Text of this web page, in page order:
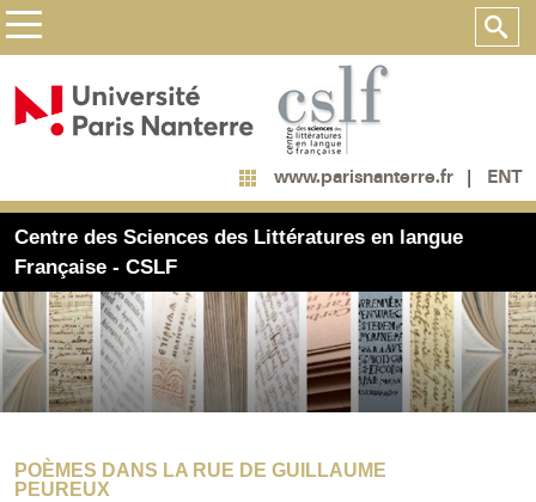
www.parisnanterre.fr ENT
Centre des Sciences des Littératures en langue
Française - CSLF
POÈMES DANS LA RUE DE GUILLAUME
PEUREUX